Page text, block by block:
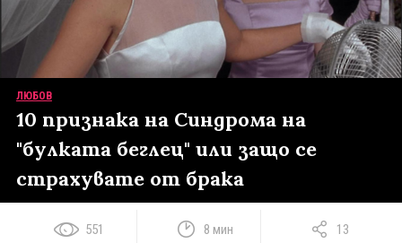
ЛЮБОВ
10 признака на Синдрома на
"булката беглец" или защо се
страхувате от брака
551 8 мин 13